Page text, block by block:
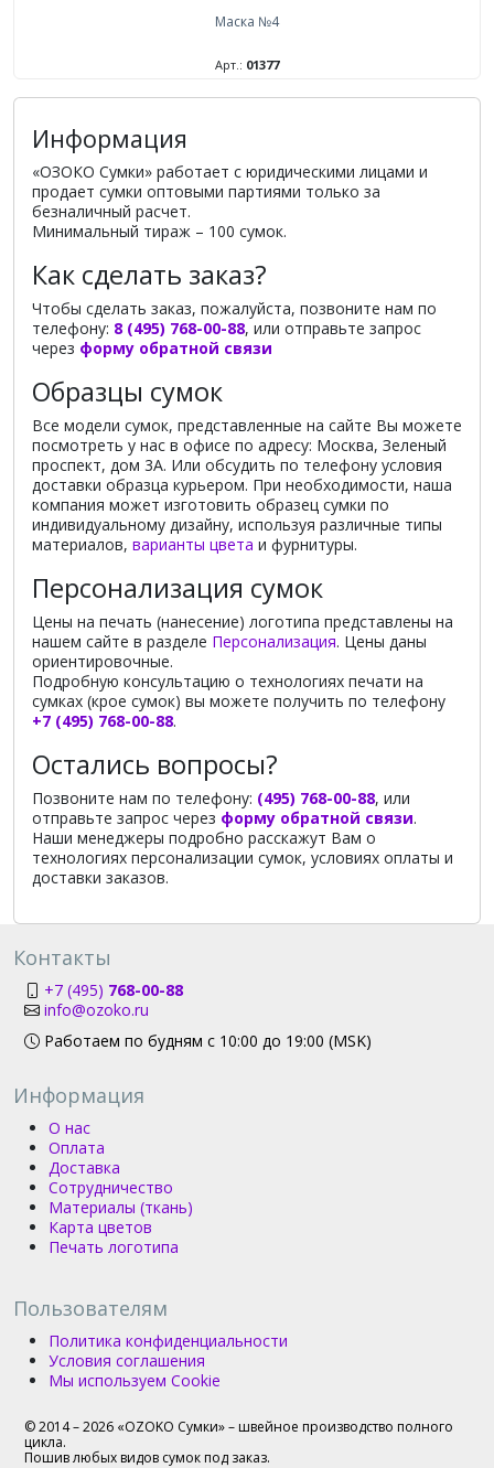
Маска №4
Арт.: 01377
Информация
«ОЗОКО Сумки» работает с юридическими лицами и
продает сумки оптовыми партиями только за
безналичный расчет.
Минимальный тираж – 100 сумок.
Как сделать заказ?
Чтобы сделать заказ, пожалуйста, позвоните нам по
телефону: 8 (495) 768-00-88, или отправьте запрос
через форму обратной связи
Образцы сумок
Все модели сумок, представленные на сайте Вы можете
посмотреть у нас в офисе по адресу: Москва, Зеленый
проспект, дом 3А. Или обсудить по телефону условия
доставки образца курьером. При необходимости, наша
компания может изготовить образец сумки по
индивидуальному дизайну, используя различные типы
материалов, варианты цвета и фурнитуры.
Персонализация сумок
Цены на печать (нанесение) логотипа представлены на
нашем сайте в разделе Персонализация. Цены даны
ориентировочные.
Подробную консультацию о технологиях печати на
сумках (крое сумок) вы можете получить по телефону
+7 (495) 768-00-88.
Остались вопросы?
Позвоните нам по телефону: (495) 768-00-88, или
отправьте запрос через форму обратной связи.
Наши менеджеры подробно расскажут Вам о
технологиях персонализации сумок, условиях оплаты и
доставки заказов.
Контакты
+7 (495) 768-00-88
info@ozoko.ru
Работаем по будням с 10:00 до 19:00 (MSK)
Информация
О нас
Оплата
Доставка
Сотрудничество
Материалы (ткань)
Карта цветов
Печать логотипа
Пользователям
Политика конфиденциальности
Условия соглашения
Мы используем Cookie
© 2014 – 2026 «OZOKO Сумки» – швейное производство полного
цикла.
Пошив любых видов сумок под заказ.